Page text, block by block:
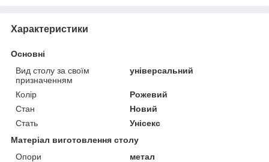
Характеристики
Основні
Вид столу за своїм
призначенням
універсальний
Колір
Рожевий
Стан
Новий
Стать
Унісекс
Матеріал виготовлення столу
Опори
метал